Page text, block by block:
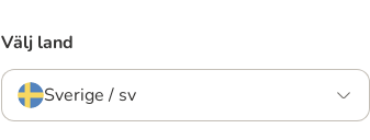
Välj land
Sverige / sv